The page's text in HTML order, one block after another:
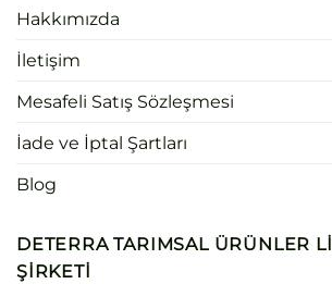
Hakkımızda
İletişim
Mesafeli Satış Sözleşmesi
İade ve İptal Şartları
Blog
DETERRA TARIMSAL ÜRÜNLER
ŞIRKETI